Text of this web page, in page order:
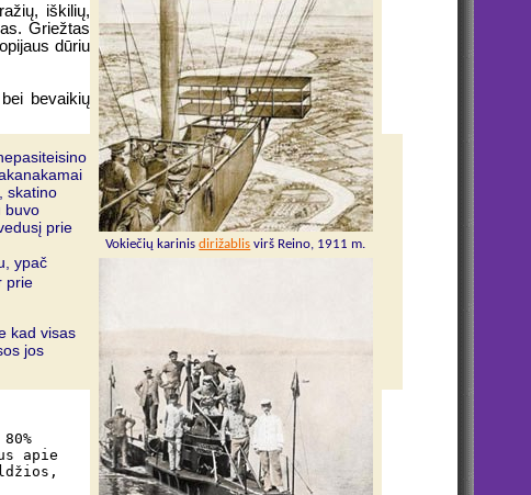
Vokiečių karinisdirižablis virš Reino, 1911 m.
iškilių,
Griežtas
dūriu
bevaikių
skatino
buvo
prie
ypač
kad visas
jos
apie